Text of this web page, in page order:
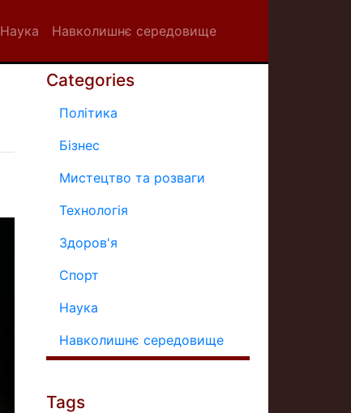
Наука Навколишнє середовище
Categories
Політика
Бізнес
Мистецтво та розваги
Технологія
Здоров'я
Спорт
Наука
Навколишнє середовище
Tags